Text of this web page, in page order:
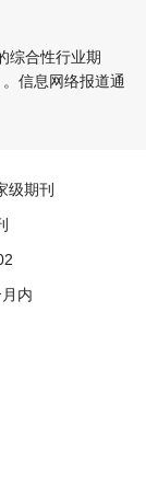
综合性行业期
信息网络报道通
级期刊
内